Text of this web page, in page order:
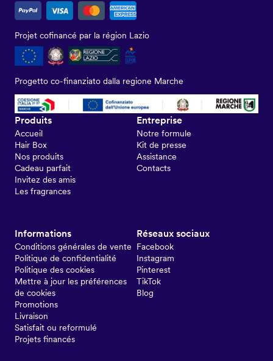
Projet cofinancé par la région Lazio
Progetto co-finanziato dalla regione Marche
Produits
Accueil
Hair Box
Nos produits
Cadeau parfait
Invitez des amis
Les fragrances
Entreprise
Notre formule
Kit de presse
Assistance
Contacts
Informations
Conditions générales de vente
Politique de confidentialité
Politique des cookies
Mettre à jour les préférences
de cookies
Promotions
Livraison
Satisfait ou reformulé
Projets financés
Réseaux sociaux
Facebook
Instagram
Pinterest
TikTok
Blog